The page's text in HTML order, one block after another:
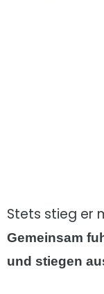
Stets stieg er
Gemeinsam
und stiegen